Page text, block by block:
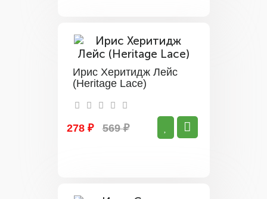
Ирис Херитидж Лейс
(Heritage Lace)
278 ₽ 569 ₽